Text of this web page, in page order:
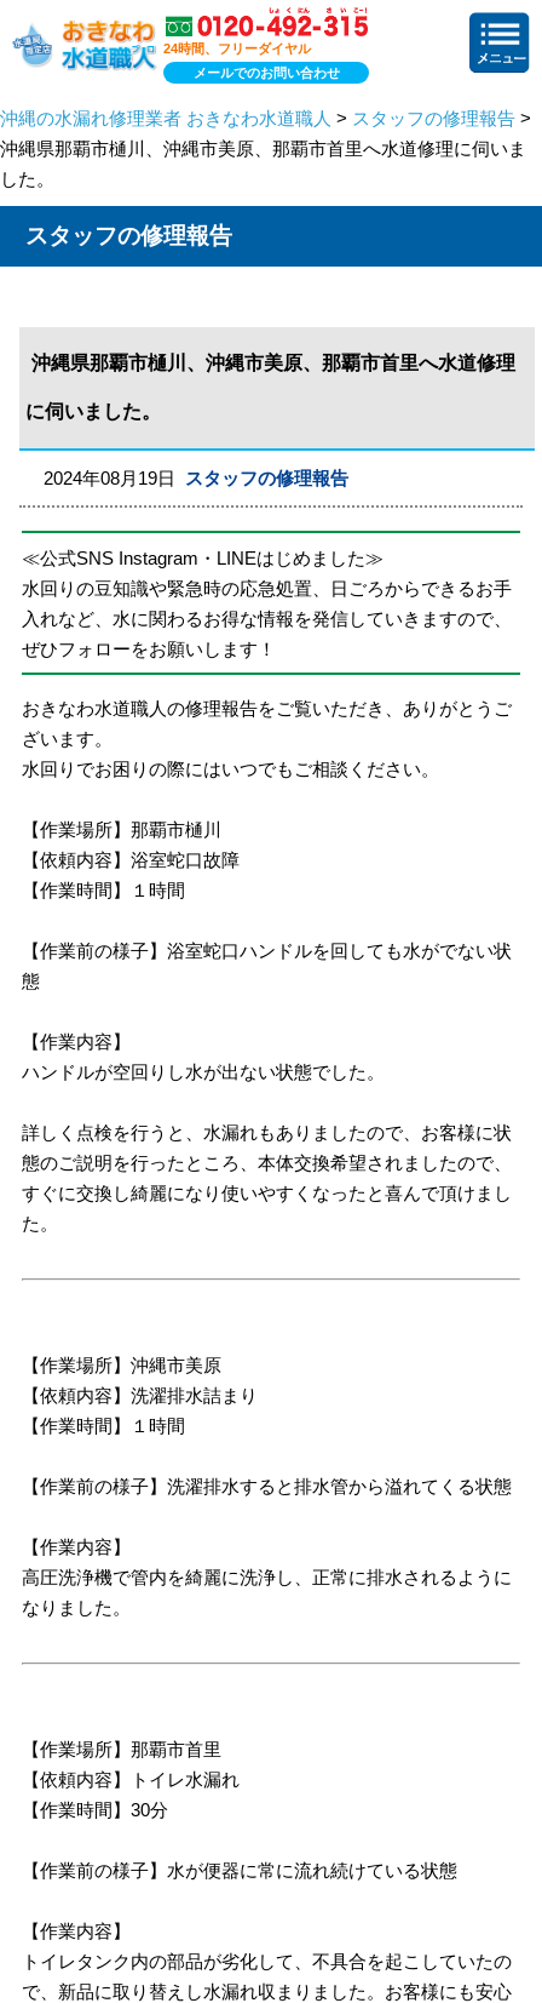
24時間、フリーダイヤル
メールでのお問い合わせ
沖縄の水漏れ修理業者 おきなわ水道職人 > スタッフの修理報告 >
沖縄県那覇市樋川、沖縄市美原、那覇市首里へ水道修理に伺いま
した。
スタッフの修理報告
沖縄県那覇市樋川、沖縄市美原、那覇市首里へ水道修理
に伺いました。
2024年08月19日 スタッフの修理報告
≪公式SNS Instagram・LINEはじめました≫
水回りの豆知識や緊急時の応急処置、日ごろからできるお手
入れなど、水に関わるお得な情報を発信していきますので、
ぜひフォローをお願いします！
おきなわ水道職人の修理報告をご覧いただき、ありがとうご
ざいます。
水回りでお困りの際にはいつでもご相談ください。
【作業場所】那覇市樋川
【依頼内容】浴室蛇口故障
【作業時間】１時間
【作業前の様子】浴室蛇口ハンドルを回しても水がでない状
態
【作業内容】
ハンドルが空回りし水が出ない状態でした。
詳しく点検を行うと、水漏れもありましたので、お客様に状
態のご説明を行ったところ、本体交換希望されましたので、
すぐに交換し綺麗になり使いやすくなったと喜んで頂けまし
た。
【作業場所】沖縄市美原
【依頼内容】洗濯排水詰まり
【作業時間】１時間
【作業前の様子】洗濯排水すると排水管から溢れてくる状態
【作業内容】
高圧洗浄機で管内を綺麗に洗浄し、正常に排水されるように
なりました。
【作業場所】那覇市首里
【依頼内容】トイレ水漏れ
【作業時間】30分
【作業前の様子】水が便器に常に流れ続けている状態
【作業内容】
トイレタンク内の部品が劣化して、不具合を起こしていたの
で、新品に取り替えし水漏れ収まりました。お客様にも安心